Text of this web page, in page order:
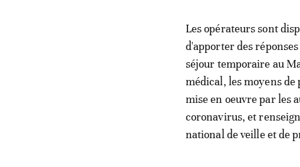
Les opérateurs sont
d'apporter des
séjour temporaire au
médical, les moyens
mise en oeuvre par les
coronavirus, et
national de veille et de